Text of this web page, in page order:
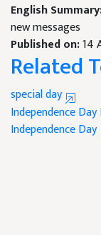
English
new messages
Published on:14
Related
special day
Independence Day
Independence Day